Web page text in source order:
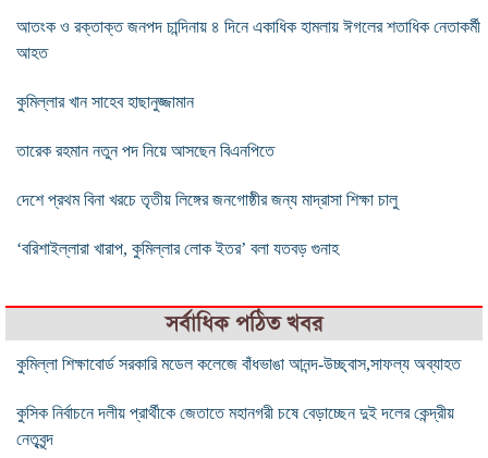
আতংক ও রক্তাক্ত জনপদ চান্দিনায় ৪ দিনে একাধিক হামলায় ঈগলের শতাধিক নেতাকর্মী
আহত
কুমিল্লার খান সাহেব হাছানুজ্জামান
তারেক রহমান নতুন পদ নিয়ে আসছেন বিএনপিতে
দেশে প্রথম বিনা খরচে তৃতীয় লিঙ্গের জনগোষ্ঠীর জন্য মাদ্রাসা শিক্ষা চালু
‘বরিশাইল্লারা খারাপ, কুমিল্লার লোক ইতর’ বলা যতবড় গুনাহ
সর্বাধিক পঠিত খবর
কুমিল্লা শিক্ষাবোর্ড সরকারি মডেল কলেজে বাঁধভাঙা আনন্দ-উচ্ছ্বাস,সাফল্য অব্যাহত
কুসিক নির্বাচনে দলীয় প্রার্থীকে জেতাতে মহানগরী চষে বেড়াচ্ছেন দুই দলের কেন্দ্রীয়
নেতৃবৃন্দ